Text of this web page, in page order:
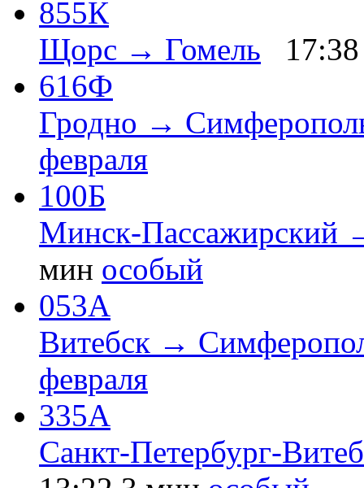
855К
Щорс → Гомель
17:38
616Ф
Гродно →
февраля
100Б
Минск-Пассажирский
мин особый
053А
Витебск →
февраля
335А
Санкт-Петербург-